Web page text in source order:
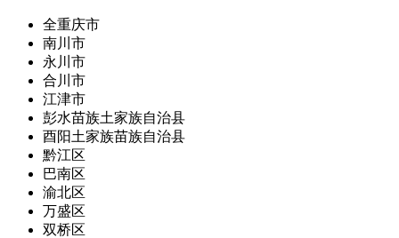
全重庆市
南川市
永川市
合川市
江津市
彭水苗族土家族自治县
酉阳土家族苗族自治县
黔江区
巴南区
渝北区
万盛区
双桥区